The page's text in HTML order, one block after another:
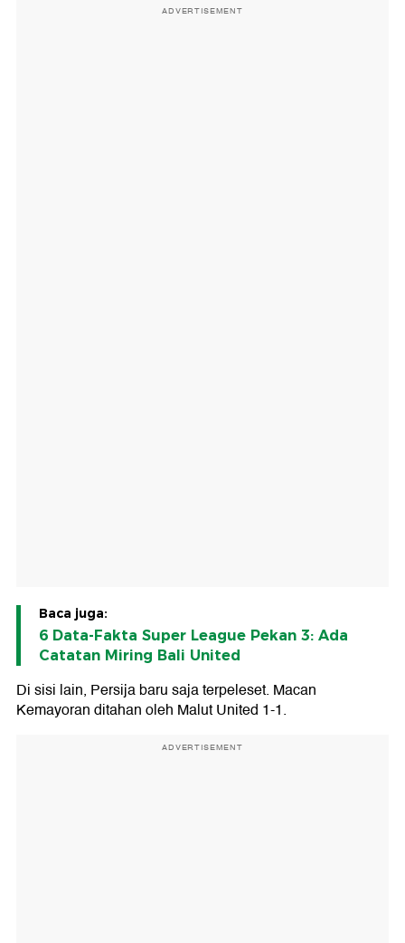
ADVERTISEMENT
Baca juga:
6 Data-Fakta Super League Pekan 3: Ada
Catatan Miring Bali United
Di sisi lain, Persija baru saja terpeleset. Macan
Kemayoran ditahan oleh Malut United 1-1.
ADVERTISEMENT